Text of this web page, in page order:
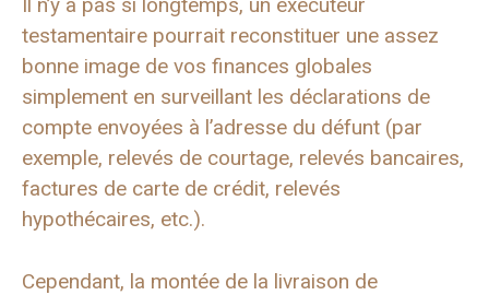
Il n’y a pas si longtemps, un exécuteur
testamentaire pourrait reconstituer une assez
bonne image de vos finances globales
simplement en surveillant les déclarations de
compte envoyées à l’adresse du défunt (par
exemple, relevés de courtage, relevés bancaires,
factures de carte de crédit, relevés
hypothécaires, etc.).
Cependant, la montée de la livraison de